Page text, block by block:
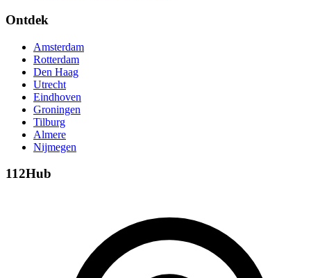
Ontdek
Amsterdam
Rotterdam
Den Haag
Utrecht
Eindhoven
Groningen
Tilburg
Almere
Nijmegen
112Hub